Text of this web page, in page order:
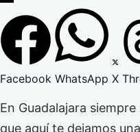
Facebook WhatsApp X
En Guadalajara
que aquí te dejamos